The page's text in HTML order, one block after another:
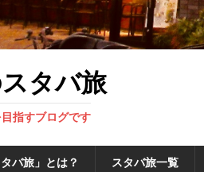
タバ旅
指すブログです
バ旅」とは？ スタバ旅一覧